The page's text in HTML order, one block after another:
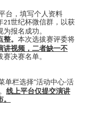
台，填写个人资料
21世纪杯微信群，以获
报名成功。
整。本次选拔赛评委将
讲视频，二者缺一不
决赛名单。
单栏选择“活动中心-活
线上平台仅提交演讲